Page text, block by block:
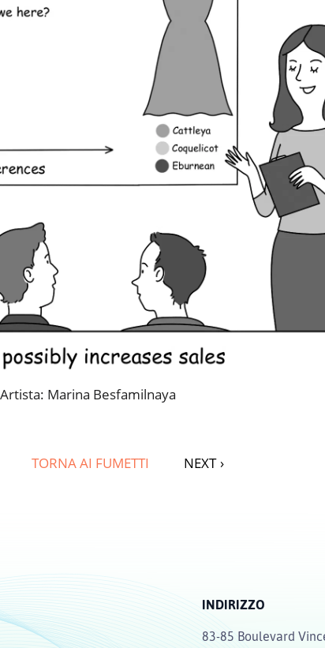
Artista: Marina Besfamilnaya
TORNA AI FUMETTI NEXT ›
INDIRIZZO
83-85 Boulevard